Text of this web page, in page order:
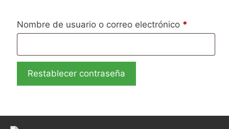
Nombre de usuario o correo electrónico *
Restablecer contraseña